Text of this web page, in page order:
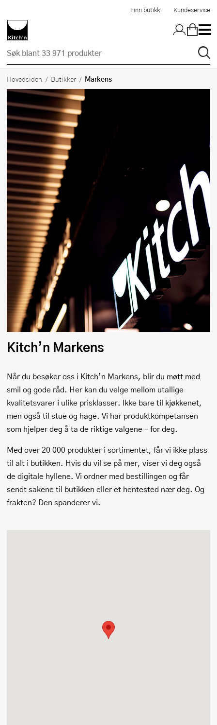
Finn butikk Kundeservice
Hovedsiden Butikker Markens
Kitch’n Markens
Når du besøker oss i Kitch’n Markens, blir du møtt med
smil og gode råd. Her kan du velge mellom utallige
kvalitetsvarer i ulike prisklasser. Ikke bare til kjøkkenet,
men også til stue og hage. Vi har produktkompetansen
som hjelper deg å ta de riktige valgene – for deg.
Med over 20 000 produkter i sortimentet, får vi ikke plass
til alt i butikken. Hvis du vil se på mer, viser vi deg også
de digitale hyllene. Vi ordner med bestillingen og får
sendt sakene til butikken eller et hentested nær deg. Og
frakten? Den spanderer vi.